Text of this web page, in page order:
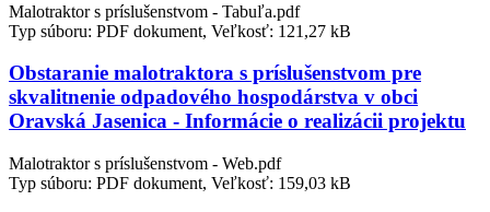
Malotraktor s príslušenstvom - Tabuľa.pdf
Typ súboru: PDF dokument, Veľkosť: 121,27 kB
Obstaranie malotraktora s príslušenstvom pre
skvalitnenie odpadového hospodárstva v obci
Oravská Jasenica - Informácie o realizácii projektu
Malotraktor s príslušenstvom - Web.pdf
Typ súboru: PDF dokument, Veľkosť: 159,03 kB